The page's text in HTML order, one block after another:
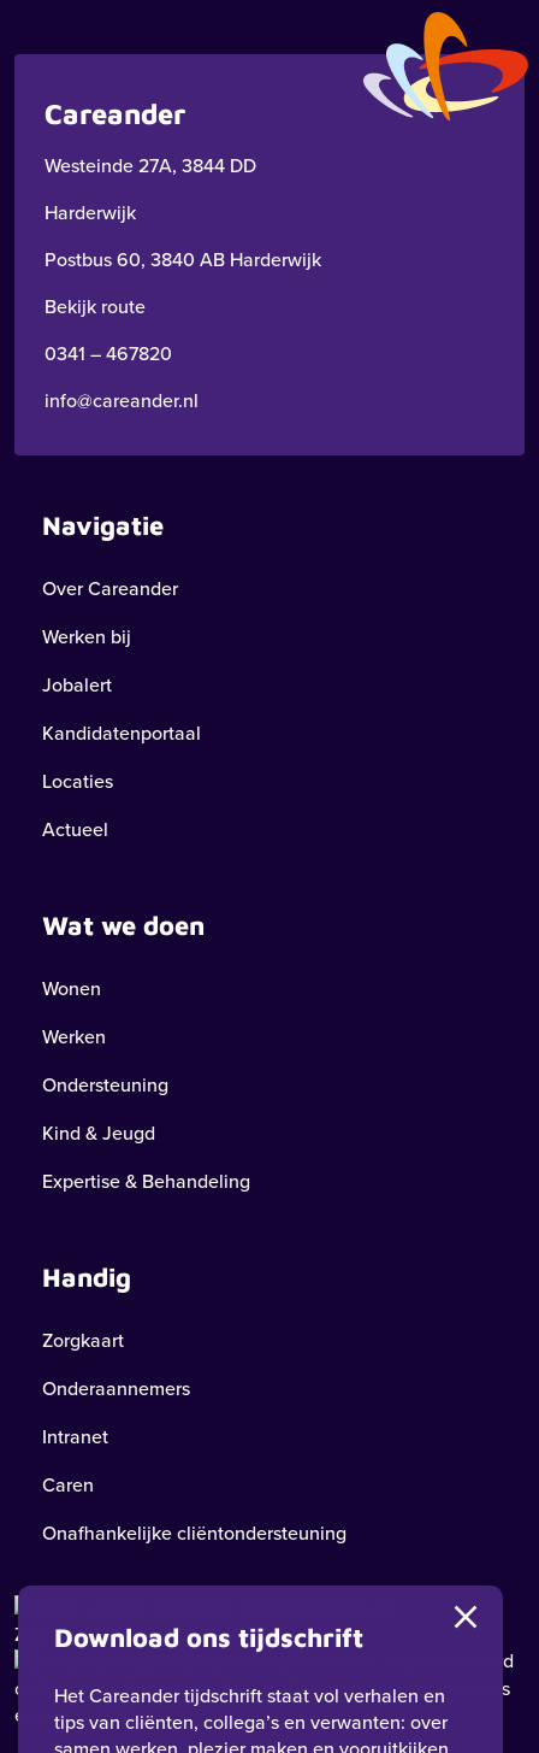
Careander
Westeinde 27A, 3844 DD
Harderwijk
Postbus 60, 3840 AB Harderwijk
Bekijk route
0341 – 467820
info@careander.nl
Navigatie
Over Careander
Werken bij
Jobalert
Kandidatenportaal
Locaties
Actueel
Wat we doen
Wonen
Werken
Ondersteuning
Kind & Jeugd
Expertise & Behandeling
Handig
Zorgkaart
Onderaannemers
Intranet
Caren
Onafhankelijke cliëntondersteuning
is gewaardeerd
op ZorgkaartNederland.Bekijk alle waarderingenof
plaats
een waardering
Download ons tijdschrift
Het Careander tijdschrift staat vol verhalen en
tips van cliënten, collega’s en verwanten: over